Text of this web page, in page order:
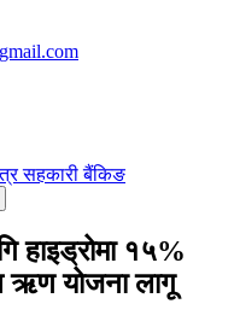
सहकारीबैंकिङ
हाइड्रोमा १५%
ऋण योजना लागू